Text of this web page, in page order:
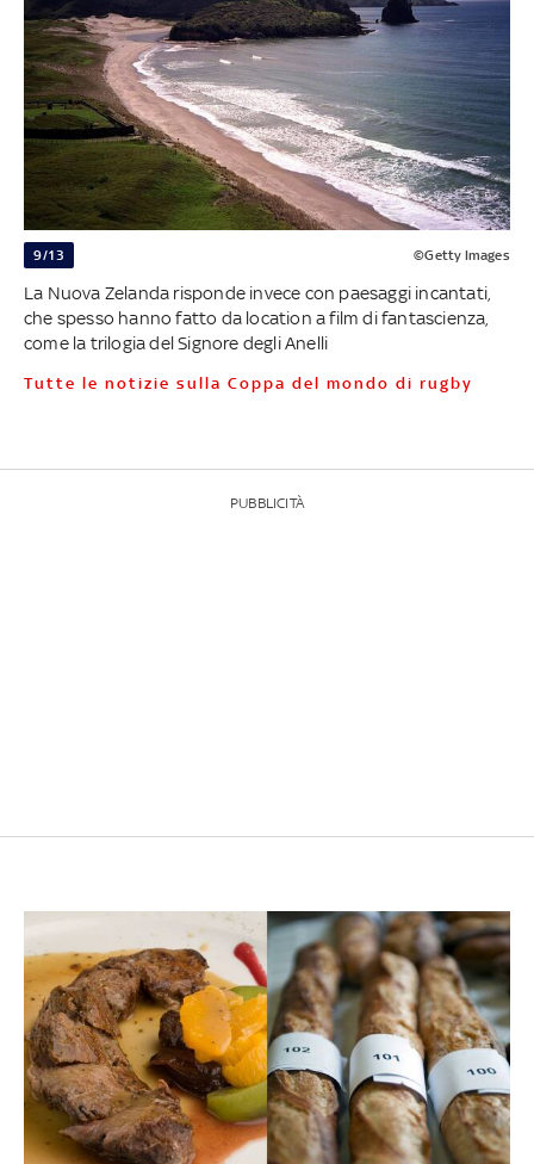
9/13 ©Getty Images
La Nuova Zelanda risponde invece con paesaggi incantati,
che spesso hanno fatto da location a film di fantascienza,
come la trilogia del Signore degli Anelli
Tutte le notizie sulla Coppa del mondo di rugby
PUBBLICITÀ